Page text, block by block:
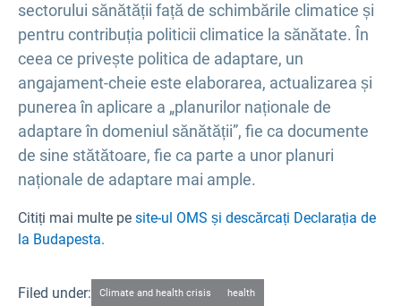
sectorului sănătății față de schimbările climatice și
pentru contribuția politicii climatice la sănătate. În
ceea ce privește politica de adaptare, un
angajament-cheie este elaborarea, actualizarea și
punerea în aplicare a „planurilor naționale de
adaptare în domeniul sănătății”, fie ca documente
de sine stătătoare, fie ca parte a unor planuri
naționale de adaptare mai ample.
Citiți mai multe pe site-ul OMS și descărcați Declarația de
la Budapesta.
Filed under: Climate and health crisis health